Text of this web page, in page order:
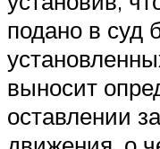
подано в суд
выносит
оставлении